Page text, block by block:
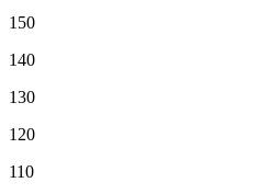
150
140
130
120
110